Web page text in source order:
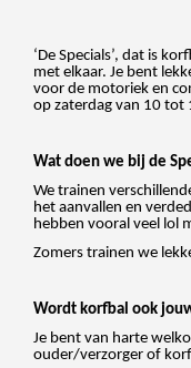
‘De Specials’, dat is
met elkaar. Je bent
voor de motoriek en
op zaterdag van 10 tot
Wat doen we bij de
We trainen
het aanvallen en
hebben vooral veel lol
Zomers trainen we
Wordt korfbal ook
Je bent van harte
ouder/verzorger of